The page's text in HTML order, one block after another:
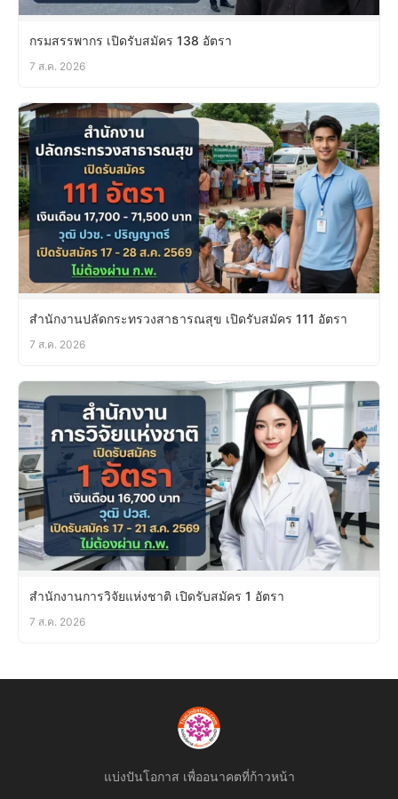
กรมสรรพากร เปิดรับสมัคร 138 อัตรา
7 ส.ค. 2026
สำนักงานปลัดกระทรวงสาธารณสุข เปิดรับสมัคร 111 อัตรา
7 ส.ค. 2026
สำนักงานการวิจัยแห่งชาติ เปิดรับสมัคร 1 อัตรา
7 ส.ค. 2026
แบ่งปันโอกาส เพื่ออนาคตที่ก้าวหน้า